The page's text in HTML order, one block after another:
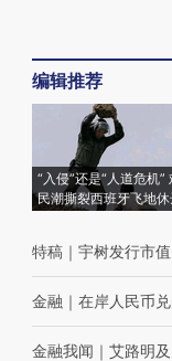
编辑推荐
“入侵”还是“人道危机”
民潮撕裂西班牙飞地
特稿 ｜ 宇树发行市
金融 ｜ 在岸人民币
金融我闻 ｜ 艾路明